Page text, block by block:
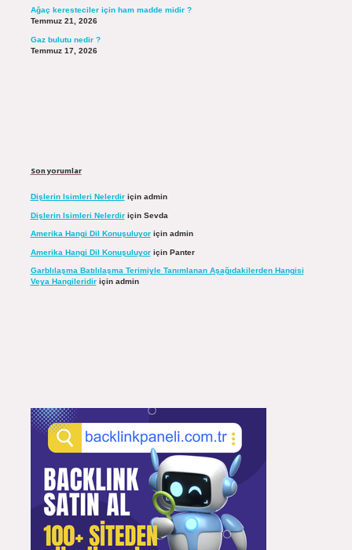
Ağaç keresteciler için ham madde midir ?
Temmuz 21, 2026
Gaz bulutu nedir ?
Temmuz 17, 2026
Son yorumlar
Dişlerin Isimleri Nelerdiriçin admin
Dişlerin Isimleri Nelerdiriçin Sevda
Amerika Hangi Dil Konuşuluyoriçin admin
Amerika Hangi Dil Konuşuluyoriçin Panter
Garblılaşma Batılılaşma Terimiyle Tanımlanan Aşağıdakilerden Hangisi
Veya Hangileridiriçin admin